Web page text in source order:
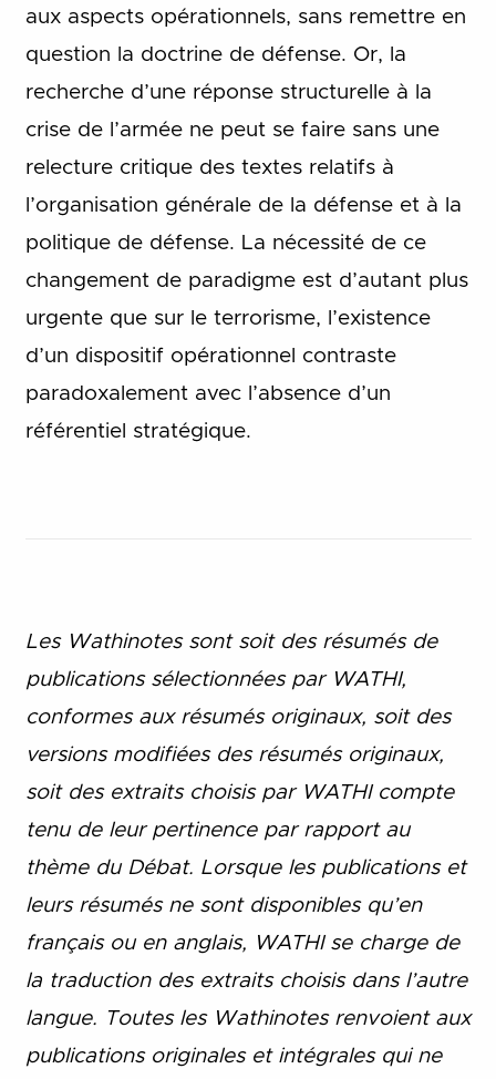
aux aspects opérationnels, sans remettre en
question la doctrine de défense. Or, la
recherche d’une réponse structurelle à la
crise de l’armée ne peut se faire sans une
relecture critique des textes relatifs à
l’organisation générale de la défense et à la
politique de défense. La nécessité de ce
changement de paradigme est d’autant plus
urgente que sur le terrorisme, l’existence
d’un dispositif opérationnel contraste
paradoxalement avec l’absence d’un
référentiel stratégique.
Les Wathinotes sont soit des résumés de
publications sélectionnées par WATHI,
conformes aux résumés originaux, soit des
versions modifiées des résumés originaux,
soit des extraits choisis par WATHI compte
tenu de leur pertinence par rapport au
thème du Débat. Lorsque les publications et
leurs résumés ne sont disponibles qu’en
français ou en anglais, WATHI se charge de
la traduction des extraits choisis dans l’autre
langue. Toutes les Wathinotes renvoient aux
publications originales et intégrales qui ne